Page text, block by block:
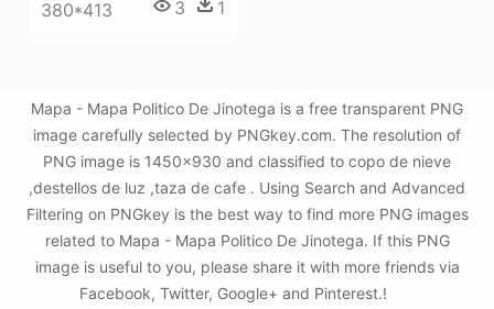
380*413 3 1
Mapa - Mapa Politico De Jinotega is a free transparent PNG
image carefully selected by PNGkey.com. The resolution of
PNG image is 1450x930 and classified to copo de nieve
,destellos de luz ,taza de cafe . Using Search and Advanced
Filtering on PNGkey is the best way to find more PNG images
related to Mapa - Mapa Politico De Jinotega. If this PNG
image is useful to you, please share it with more friends via
Facebook, Twitter, Google+ and Pinterest.!